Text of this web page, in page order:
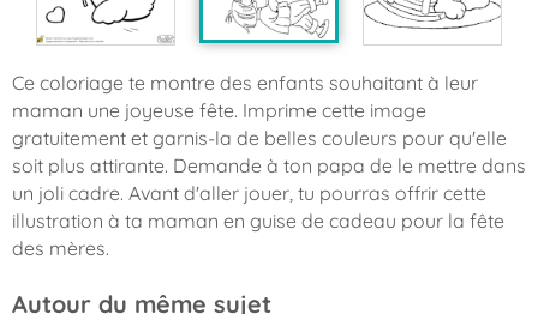
Ce coloriage te montre des enfants souhaitant à leur
maman une joyeuse fête. Imprime cette image
gratuitement et garnis-la de belles couleurs pour qu'elle
soit plus attirante. Demande à ton papa de le mettre dans
un joli cadre. Avant d'aller jouer, tu pourras offrir cette
illustration à ta maman en guise de cadeau pour la fête
des mères.
Autour du même sujet